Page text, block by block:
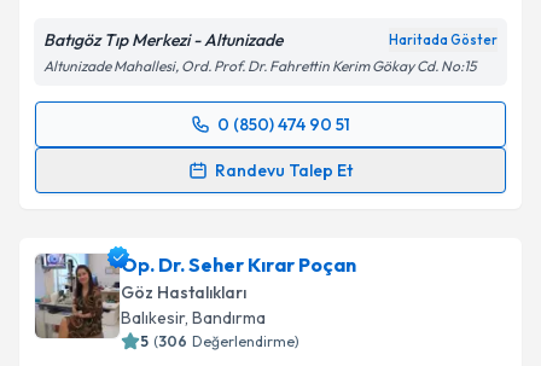
Kişisel verilerimin işlenmesine ilişkinAydınlatma
'ni okudum ve kişisel verilerimin belirtilen
kapsamda işlenmesini kabul ediyorum.
Batıgöz Tıp Merkezi - Altunizade Haritada Göster
Altunizade Mahallesi, Ord. Prof. Dr. Fahrettin Kerim Gökay Cd. No:15
0 (850) 474 90 51
Randevu Talep Et
Randevu Takvimi Talebi
takvim hazırlandığında e-posta ile bilgilendireceğiz.
E-posta Adresiniz
Op. Dr. Seher Kırar Poçan
Göz Hastalıkları
Balıkesir, Bandırma
5 (306 Değerlendirme)